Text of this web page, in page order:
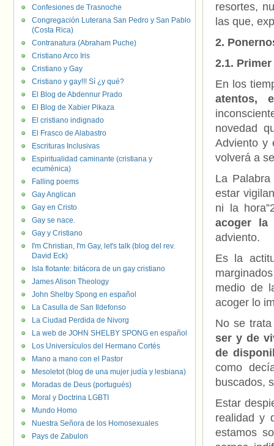
resortes,
las que,
2.
2.1.
En los
atentos,
novedad
Adviento y
volverá a
La
estar
ni la
acoger la
adviento.
Es la
medio de
acoger lo
No se
ser y de
de
como
buscados,
Estar
realidad y
estamos
Confesiones de Trasnoche
Congregación Luterana San Pedro y San Pablo
(Costa Rica)
Contranatura (Abraham Puche)
Cristiano Arco Iris
Cristiano y Gay
Cristiano y gay!!! Sí ¿y qué?
El Blog de Abdennur Prado
El Blog de Xabier Pikaza
El cristiano indignado
El Frasco de Alabastro
Escrituras Inclusivas
Espiritualidad caminante (cristiana y
ecuménica)
Falling poems
Gay Anglican
Gay en Cristo
Gay se nace.
Gay y Cristiano
I'm Christian, I'm Gay, let's talk (blog del rev.
David Eck)
Isla flotante: bitácora de un gay cristiano
James Alison Theology
John Shelby Spong en español
La Casulla de San Ildefonso
La Ciudad Perdida de Nivorg
La web de JOHN SHELBY SPONG en español
Los Universículos del Hermano Cortés
Mano a mano con el Pastor
Mesoletot (blog de una mujer judía y lesbiana)
Moradas de Deus (portugués)
Moral y Doctrina LGBTI
Mundo Homo
Nuestra Señora de los Homosexuales
Pays de Zabulon